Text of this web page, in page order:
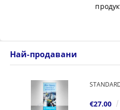
Най-продавани
€27.00